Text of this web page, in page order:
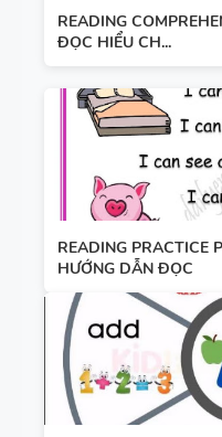
READING
ĐỌC HIỂU CH...
READING PRACTICE
HƯỚNG DẪN ĐỌC